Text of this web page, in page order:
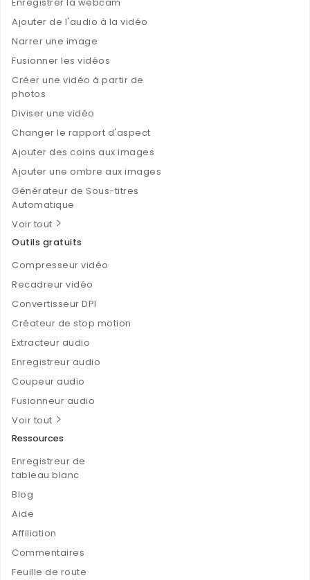
Ajouter de l'audio à la vidéo
Narrer une image
Fusionner les vidéos
Créer une vidéo à partir de
photos
Diviser une vidéo
Changer le rapport d'aspect
Ajouter des coins aux images
Ajouter une ombre aux images
Générateur de Sous-titres
Automatique
Voir tout
Outils gratuits
Compresseur vidéo
Recadreur vidéo
Convertisseur DPI
Créateur de stop motion
Extracteur audio
Enregistreur audio
Coupeur audio
Fusionneur audio
Voir tout
Ressources
Enregistreur de
tableau blanc
Blog
Aide
Affiliation
Commentaires
Feuille de route